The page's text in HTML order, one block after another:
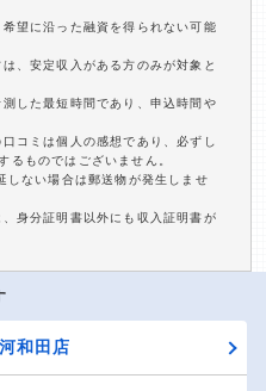
望に沿った融資を得られない可能
、安定収入がある方のみが対象と
した最短時間であり、申込時間や
コミは個人の感想であり、必ずし
るものではございません。
しない場合は郵送物が発生しませ
身分証明書以外にも収入証明書が
和田店